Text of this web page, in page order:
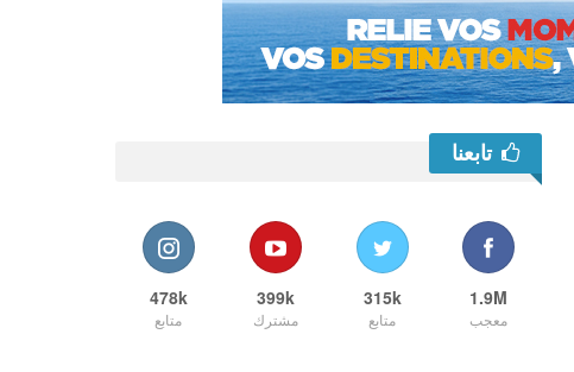
تابعنا
1.9M
معجب
315k
متابع
399k
مشترك
478k
متابع